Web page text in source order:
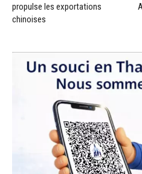
propulse les exportations
chinoises